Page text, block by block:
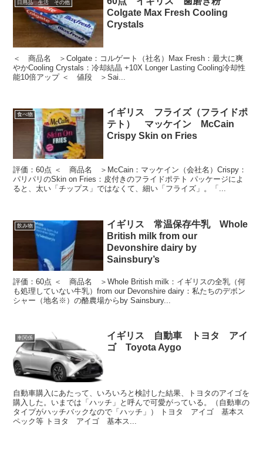
日用品 生活 その他
Colgate Max Fresh Cooling
Crystals
＜ 商品名 ＞Colgate：コルゲート（社名）Max Fresh：最大に爽
やかCooling Crystals：冷却結晶 +10X Longer Lasting Cooling冷却性
能10倍アップ ＜ 値段 ＞Sai...
食べ物
イギリス フライズ（フライドポ
テト） マッケイン McCain
Crispy Skin on Fries
評価：60点 ＜ 商品名 ＞McCain：マッケイン（会社名）Crispy：
パリパリのSkin on Fries：皮付きのフライドポテト パッケージによ
ると、太い「チップス」ではなくて、細い「フライズ」。「...
飲み物
イギリス 常温保存牛乳 Whole
British milk from our
Devonshire dairy by
Sainsbury’s
評価：60点 ＜ 商品名 ＞Whole British milk：イギリスの全乳（何
も処理していない牛乳）from our Devonshire dairy：私たちのデボン
シャー（地名※）の酪農場からby Sainsbury...
車関係
イギリス 自動車 トヨタ アイ
ゴ Toyota Aygo
自動車購入にあたって、いろいろと検討した結果、トヨタのアイゴを
購入した。いまでは「ハッチ」と呼んで可愛がっている。（自動車の
タイプがハッチバックなので「ハッチ」） トヨタ アイゴ 基本ス
ペック等 トヨタ アイゴ 基本ス...